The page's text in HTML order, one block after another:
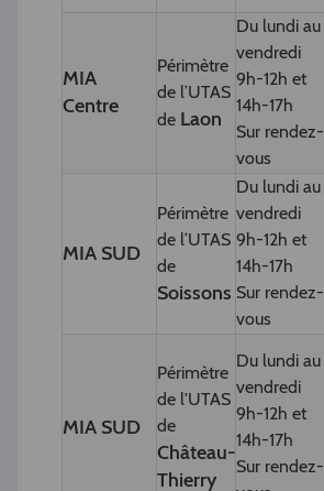
MIA
Centre
Périmètre
de l’UTAS
de Laon
Du lundi au
vendredi
9h-12h et
14h-17h
Sur rendez-
vous
MIA SUD
Périmètre
de l’UTAS
de
Soissons
Du lundi au
vendredi
9h-12h et
14h-17h
Sur rendez-
vous
MIA SUD
Périmètre
de l'UTAS
de
Château-
Thierry
Du lundi au
vendredi
9h-12h et
14h-17h
Sur rendez-